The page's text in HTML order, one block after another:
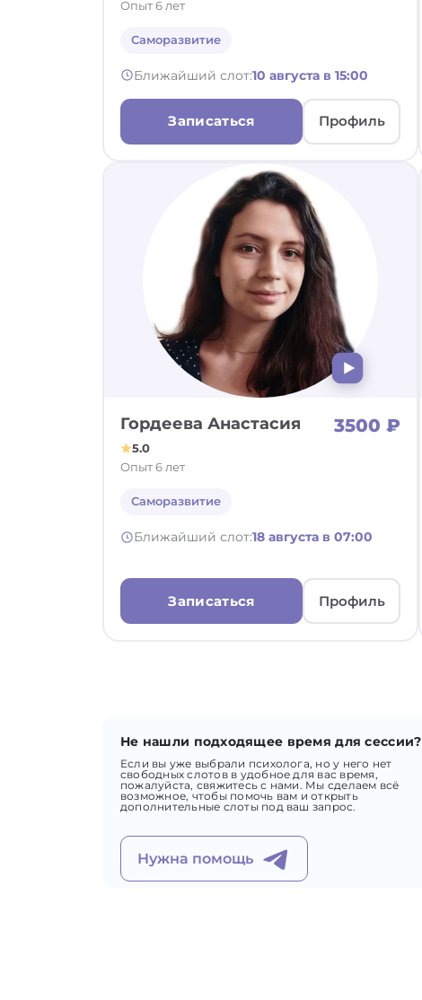
Опыт 6 лет
Саморазвитие
Ближайший слот:10 августа в 15:00
Записаться Профиль
Гордеева Анастасия 3500 ₽
5.0
Опыт 6 лет
Саморазвитие
Ближайший слот:18 августа в 07:00
Записаться Профиль
Не нашли подходящее время для сессии?
Если вы уже выбрали психолога, но у него нет
свободных слотов в удобное для вас время,
пожалуйста, свяжитесь с нами. Мы сделаем всё
возможное, чтобы помочь вам и открыть
дополнительные слоты под ваш запрос.
Нужна помощь